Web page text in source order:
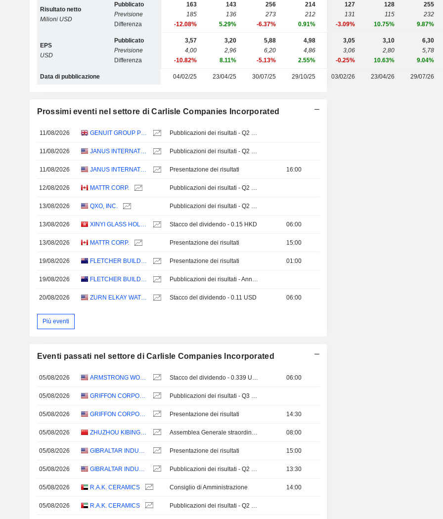
Risultato netto
Milioni USD
Pubblicato
Previsione
Differenza
163
185
-12.08%
143
136
5.29%
256
273
-6.37%
214
212
0.91%
127
131
-3.09%
128
115
10.75%
255
232
9.87%
EPS
USD
Pubblicato
Previsione
Differenza
3,57
4,00
-10.82%
3,20
2,96
8.11%
5,88
6,20
-5.13%
4,98
4,86
2.55%
3,05
3,06
-0.25%
3,10
2,80
10.63%
6,30
5,78
9.04%
Data di pubblicazione 04/02/25 23/04/25 30/07/25 29/10/25 03/02/26 23/04/26 29/07/26
Prossimi eventi nel settore di Carlisle Companies Incorporated
11/08/2026 GENUIT GROUP PLC Pubblicazioni dei risultati - Q2 2026
11/08/2026 JANUS INTERNATIONAL GROUP, INC. Pubblicazioni dei risultati - Q2 2026
11/08/2026 JANUS INTERNATIONAL GROUP, INC. Presentazione dei risultati 16:00
12/08/2026 MATTR CORP. Pubblicazioni dei risultati - Q2 2026
13/08/2026 QXO, INC. Pubblicazioni dei risultati - Q2 2026
13/08/2026 XINYI GLASS HOLDINGS LIMITED Stacco del dividendo - 0.15 HKD 06:00
13/08/2026 MATTR CORP. Presentazione dei risultati 15:00
19/08/2026 FLETCHER BUILDING LIMITED Presentazione dei risultati 01:00
19/08/2026 FLETCHER BUILDING LIMITED Pubblicazioni dei risultati - Annuale 2026
20/08/2026 ZURN ELKAY WATER SOLUTIONS CORPORATION Stacco del dividendo - 0.11 USD 06:00
Più eventi
Eventi passati nel settore di Carlisle Companies Incorporated
05/08/2026 06:00
05/08/2026
05/08/2026 Presentazione dei risultati 14:30
05/08/2026 08:00
05/08/2026 Presentazione dei risultati 15:00
05/08/2026 13:30
05/08/2026 R.A.K. CERAMICS Consiglio di Amministrazione 14:00
05/08/2026 R.A.K. CERAMICS